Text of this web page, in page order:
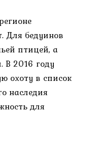
Для бедуинов
птицей, а
В 2016 году
охоту в список
наследия
для